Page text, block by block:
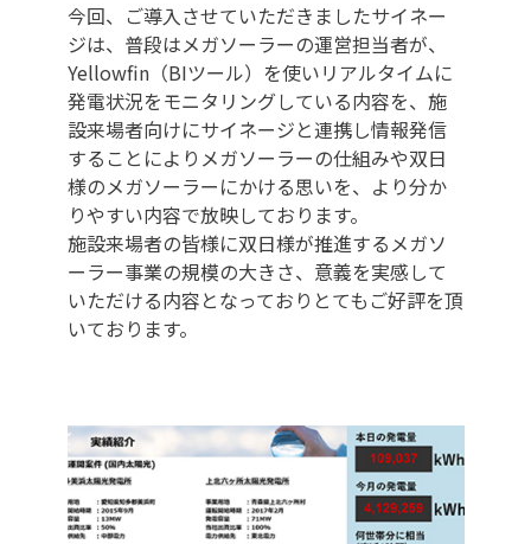
今回、ご導入させていただきましたサイネー
ジは、普段はメガソーラーの運営担当者が、
Yellowfin（BIツール）を使いリアルタイムに
発電状況をモニタリングしている内容を、施
設来場者向けにサイネージと連携し情報発信
することによりメガソーラーの仕組みや双日
様のメガソーラーにかける思いを、より分か
りやすい内容で放映しております。
施設来場者の皆様に双日様が推進するメガソ
ーラー事業の規模の大きさ、意義を実感して
いただける内容となっておりとてもご好評を頂
いております。